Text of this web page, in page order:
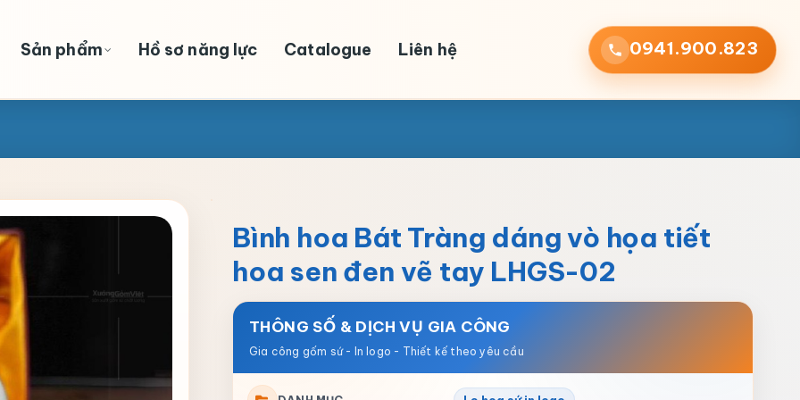
Sản phẩm Hồ sơ năng lực Catalogue Liên hệ 0941.900.823
Bình hoa Bát Tràng dáng vò họa tiết
hoa sen đen vẽ tay LHGS-02
THÔNG SỐ & DỊCH VỤ GIA CÔNG